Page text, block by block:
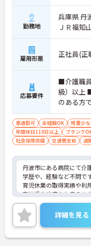
勤務地
兵庫県 丹
ＪＲ福知
雇用形態 正社員(正
応募要件
■介護職
級）以
のある方
※通所リ
車通勤可 未経験OK 残業少
年間休日110日以上
ブランク
社会保険完備
交通費支給 退
丹波市にある病院にて介
学歴や、経験など不問で
育児休業の取得実績や利
来結婚や出産をお考えの
ートできます！
ご興味がある方は是非一
せください。さらに詳細
詳細を見る